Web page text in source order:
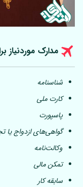
مدارک موردنیاز
شناسنامه
کارت ملی
پاسپورت
گواهی‌های ازدواج یا
وکالت‌نامه
تمکن مالی
سابقه کار